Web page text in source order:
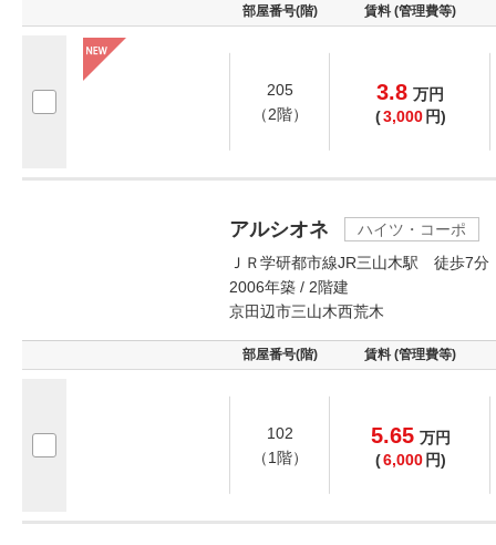
部屋番号(階) 賃料 (管理費等)
205
（2階）
3.8 万円
(3,000 円)
アルシオネ
ハイツ・コーポ
ＪＲ学研都市線JR三山木駅 徒歩7分
2006年築 / 2階建
京田辺市三山木西荒木
部屋番号(階) 賃料 (管理費等)
102
（1階）
5.65 万円
(6,000 円)